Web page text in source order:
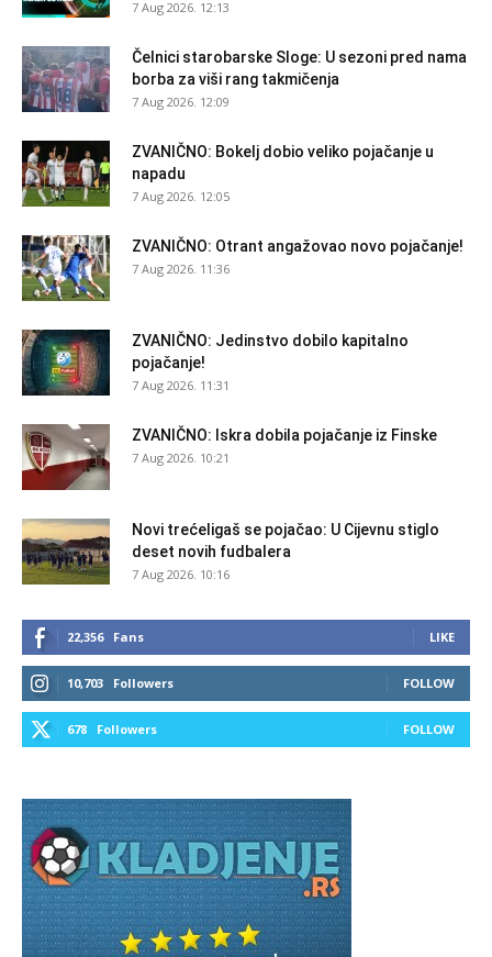
7 Aug 2026. 12:13
Čelnici starobarske Sloge: U sezoni pred nama
borba za viši rang takmičenja
7 Aug 2026. 12:09
ZVANIČNO: Bokelj dobio veliko pojačanje u
napadu
7 Aug 2026. 12:05
ZVANIČNO: Otrant angažovao novo pojačanje!
7 Aug 2026. 11:36
ZVANIČNO: Jedinstvo dobilo kapitalno
pojačanje!
7 Aug 2026. 11:31
ZVANIČNO: Iskra dobila pojačanje iz Finske
7 Aug 2026. 10:21
Novi trećeligaš se pojačao: U Cijevnu stiglo
deset novih fudbalera
7 Aug 2026. 10:16
22,356 Fans LIKE
10,703 Followers FOLLOW
678 Followers FOLLOW